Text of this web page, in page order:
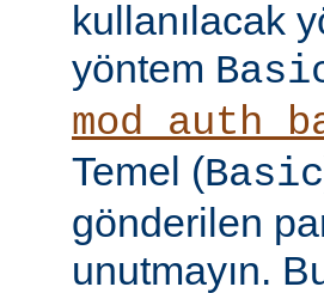
kullanılacak
yöntem
Temel (Basic
gönderilen
unutmayın.